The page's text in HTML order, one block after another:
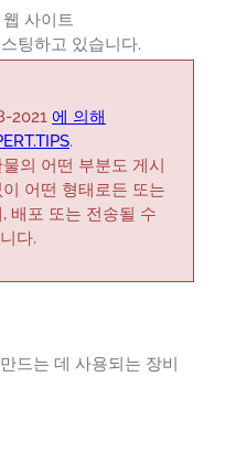
사이트
팅하고 있습니다.
2021 에 의해
.
의 어떤 부분도 게시
어떤 형태로든 또는
배포 또는 전송될 수
다.
드는 데 사용되는 장비